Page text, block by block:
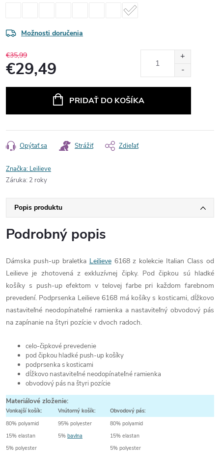
Možnosti doručenia
€35,99
€29,49
PRIDAŤ DO KOŠÍKA
Opýtať sa Strážiť Zdieľať
Značka: Leilieve
Záruka: 2 roky
Popis produktu
Podrobný popis
Dámska push-up braletka Leilieve6168 z kolekcie Italian Class od
Leilieve je zhotovená z exkluzívnej čipky. Pod čipkou sú hladké
košíky s push-up efektom v telovej farbe pri každom farebnom
prevedení. Podprsenka Leilieve 6168 má košíky s kosticami, dĺžkovo
nastaviteľné neodopínateľné ramienka a nastaviteľný obvodový pás
na zapínanie na štyri pozície v dvoch radoch.
celo-čipkové prevedenie
pod čipkou hladké push-up košíky
podprsenka s kosticami
dĺžkovo nastaviteľné neodopínateľné ramienka
obvodový pás na štyri pozície
Materiálové zloženie:
Vonkajší košík: Vnútorný košík:
Obvodový pás:
80% polyamid
15% elastan
5% polyester
95% polyester
5% bavlna
80% polyamid
15% elastan
5% polyester